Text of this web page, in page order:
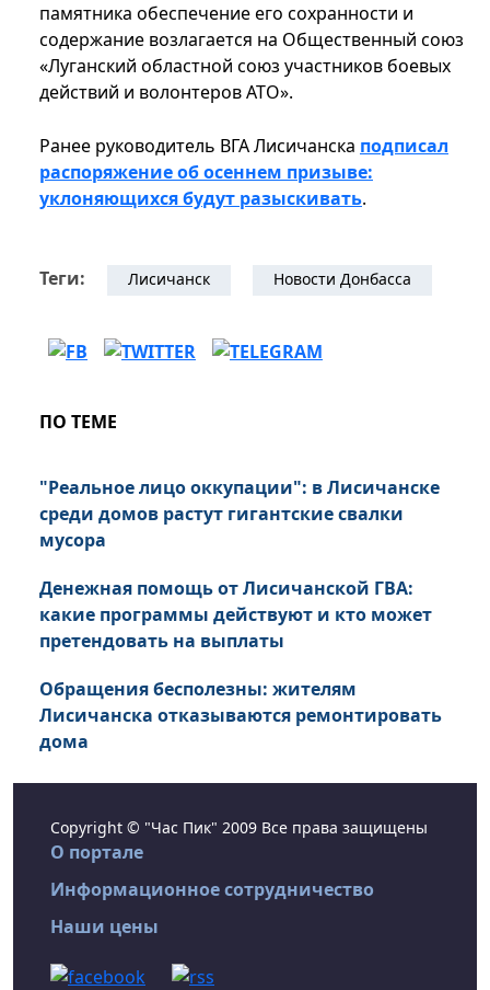
памятника обеспечение его сохранности и
содержание возлагается на Общественный союз
«Луганский областной союз участников боевых
действий и волонтеров АТО».
Ранее руководитель ВГА Лисичанска подписал
распоряжение об осеннем призыве:
уклоняющихся будут разыскивать.
Теги: Лисичанск Новости Донбасса
ПО ТЕМЕ
"Реальное лицо оккупации": в Лисичанске
среди домов растут гигантские свалки
мусора
Денежная помощь от Лисичанской ГВА:
какие программы действуют и кто может
претендовать на выплаты
Обращения бесполезны: жителям
Лисичанска отказываются ремонтировать
дома
Copyright © "Час Пик" 2009 Все права защищены
О портале
Информационное сотрудничество
Наши цены